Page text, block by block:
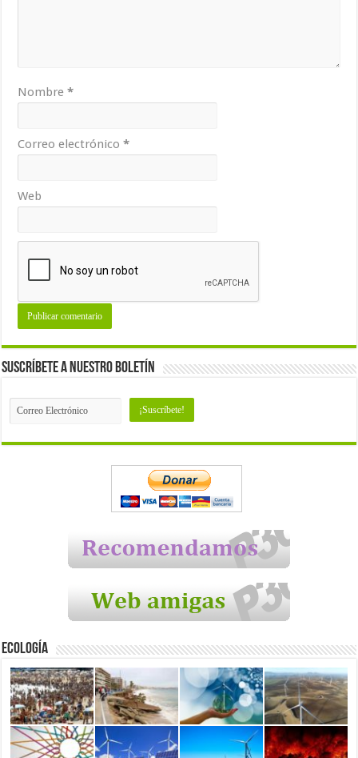
Nombre*
Correo electrónico*
Web
Suscríbete a nuestro Boletín
Ecología